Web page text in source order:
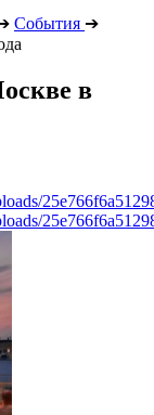
События ➔
в